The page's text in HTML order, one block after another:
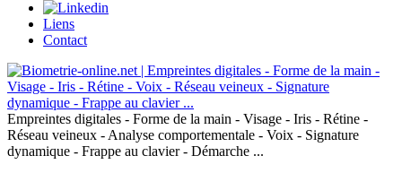
Liens
Contact
Empreintes digitales - Forme de la main - Visage - Iris - Rétine -
Réseau veineux - Analyse comportementale - Voix - Signature
dynamique - Frappe au clavier - Démarche ...